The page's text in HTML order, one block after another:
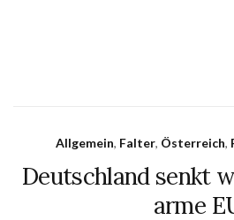
Allgemein, Falter, Österreich,
Deutschland senkt
arme